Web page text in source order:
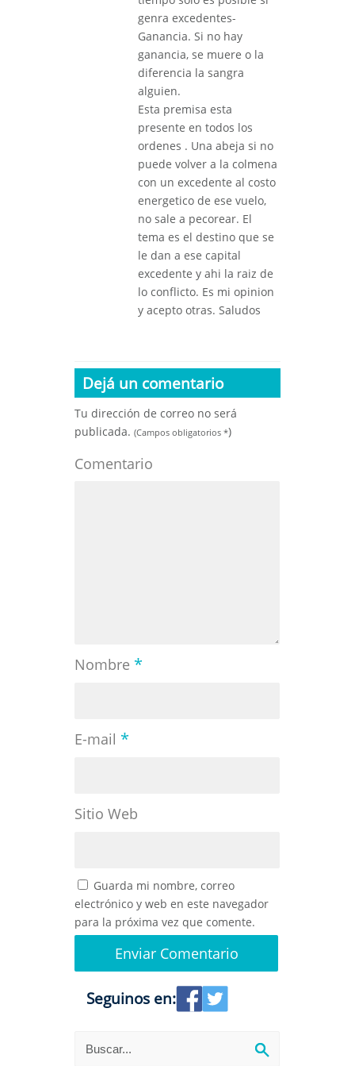
genra excedentes-
Ganancia. Si no hay
ganancia, se muere o la
diferencia la sangra
alguien.
Esta premisa esta
presente en todos los
ordenes . Una abeja si no
puede volver a la colmena
con un excedente al costo
energetico de ese vuelo,
no sale a pecorear. El
tema es el destino que se
le dan a ese capital
excedente y ahi la raiz de
lo conflicto. Es mi opinion
y acepto otras. Saludos
Dejá un comentario
Tu dirección de correo no será
publicada. (Campos obligatorios *)
Comentario
Nombre *
E-mail *
Sitio Web
Guarda mi nombre, correo
electrónico y web en este navegador
para la próxima vez que comente.
Seguinos en: